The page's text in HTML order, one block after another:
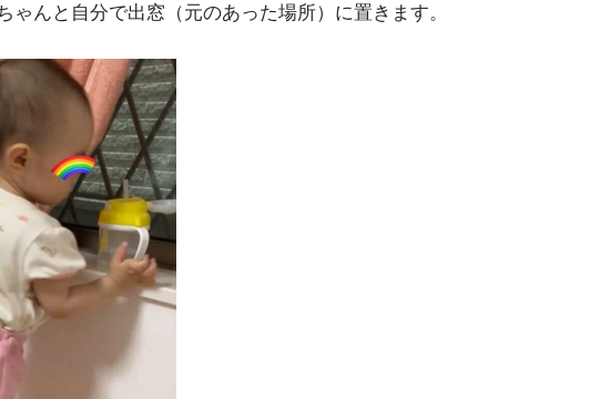
ゃんと自分で出窓（元のあった場所）に置きます。